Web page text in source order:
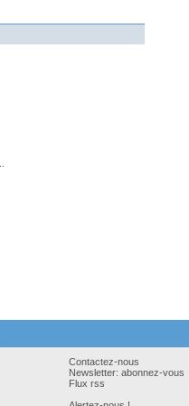
Contactez-nous
Newsletter: abonnez-vous
Flux rss